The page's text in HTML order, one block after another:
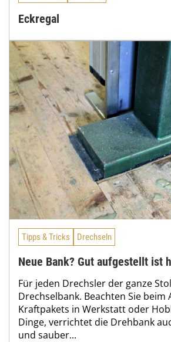
Eckregal
Tipps & Tricks Drechseln
Neue Bank? Gut aufgestellt ist
Für jeden Drechsler der ganze
Drechselbank. Beachten Sie beim
Kraftpakets in Werkstatt oder
Dinge, verrichtet die Drehbank
und sauber...